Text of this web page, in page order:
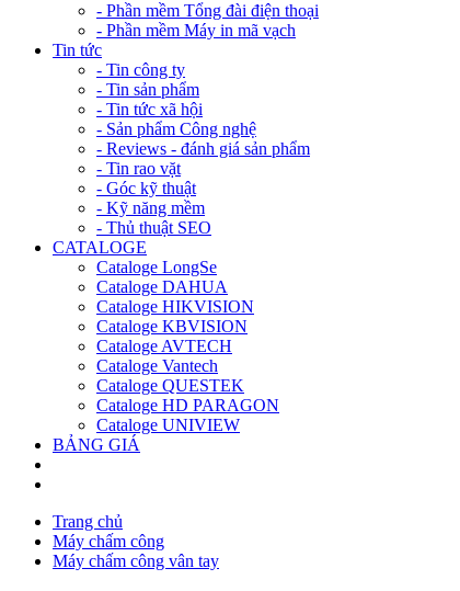
- Phần mềm Tổng đài điện thoại
- Phần mềm Máy in mã vạch
Tin tức
- Tin công ty
- Tin sản phẩm
- Tin tức xã hội
- Sản phẩm Công nghệ
- Reviews - đánh giá sản phẩm
- Tin rao vặt
- Góc kỹ thuật
- Kỹ năng mềm
- Thủ thuật SEO
CATALOGE
Cataloge LongSe
Cataloge DAHUA
Cataloge HIKVISION
Cataloge KBVISION
Cataloge AVTECH
Cataloge Vantech
Cataloge QUESTEK
Cataloge HD PARAGON
Cataloge UNIVIEW
BẢNG GIÁ
Trang chủ
Máy chấm công
Máy chấm công vân tay